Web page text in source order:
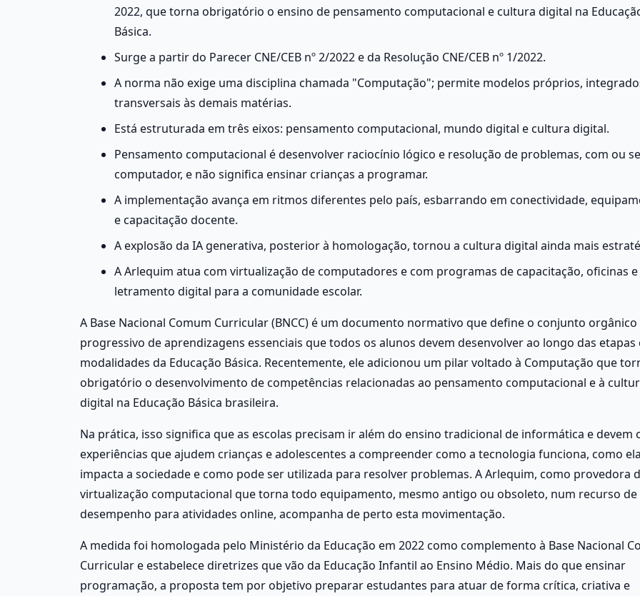
2022, que torna obrigatório o ensino de pensamento computacional e cultura digital na
Básica.
Surge a partir do Parecer CNE/CEB nº 2/2022 e da Resolução CNE/CEB nº 1/2022.
A norma não exige uma disciplina chamada "Computação"; permite modelos próprios,
transversais às demais matérias.
Está estruturada em três eixos: pensamento computacional, mundo digital e cultura digital.
Pensamento computacional é desenvolver raciocínio lógico e resolução de problemas, com ou
computador, e não significa ensinar crianças a programar.
A implementação avança em ritmos diferentes pelo país, esbarrando em conectividade,
e capacitação docente.
A explosão da IA generativa, posterior à homologação, tornou a cultura digital ainda mais
A Arlequim atua com virtualização de computadores e com programas de capacitação, oficinas e
letramento digital para a comunidade escolar.
A Base Nacional Comum Curricular (BNCC) é um documento normativo que define o conjunto orgânico
progressivo de aprendizagens essenciais que todos os alunos devem desenvolver ao longo das etapas
modalidades da Educação Básica. Recentemente, ele adicionou um pilar voltado à Computação que
obrigatório o desenvolvimento de competências relacionadas ao pensamento computacional e à
digital na Educação Básica brasileira.
Na prática, isso significa que as escolas precisam ir além do ensino tradicional de informática e devem
experiências que ajudem crianças e adolescentes a compreender como a tecnologia funciona, como ela
impacta a sociedade e como pode ser utilizada para resolver problemas. A Arlequim, como provedora
virtualização computacional que torna todo equipamento, mesmo antigo ou obsoleto, num recurso de
desempenho para atividades online, acompanha de perto esta movimentação.
A medida foi homologada pelo Ministério da Educação em 2022 como complemento à Base Nacional
Curricular e estabelece diretrizes que vão da Educação Infantil ao Ensino Médio. Mais do que ensinar
programação, a proposta tem por objetivo preparar estudantes para atuar de forma crítica, criativa e